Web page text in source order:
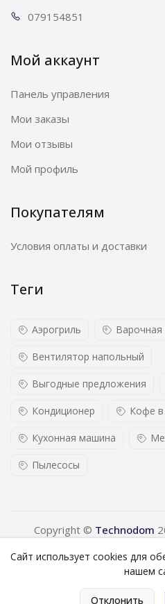
0791 54851
Мой аккаунт
Панель управления
Мои заказы
Мои отзывы
Мой профиль
Покупателям
Условия оплаты и доставки
Теги
Аэрогриль Варочная
Вентилятор напольный
Выгодные предложения
Кондиционер Кофе в
Кухонная машина
Пылесосы
Copyright © Technodom
Сайт использует cookies для
нашем
Отклонить